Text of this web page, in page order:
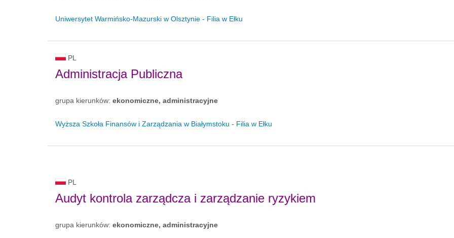
Uniwersytet Warmińsko-Mazurski w Olsztynie - Filia w Ełku
PL
Administracja Publiczna
grupa kierunków: ekonomiczne, administracyjne
Wyższa Szkoła Finansów i Zarządzania w Białymstoku - Filia w Ełku
PL
Audyt kontrola zarządcza i zarządzanie ryzykiem
grupa kierunków: ekonomiczne, administracyjne